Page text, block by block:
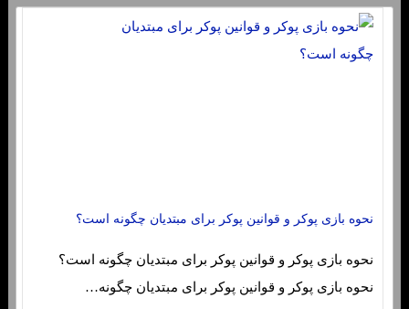
نحوه بازی پوکر و قوانین پوکر برای مبتدیان چگونه است؟
نحوه بازی پوکر و قوانین پوکر برای مبتدیان چگونه است؟
نحوه بازی پوکر و قوانین پوکر برای مبتدیان چگونه…